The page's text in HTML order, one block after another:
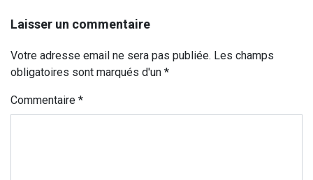
Laisser un commentaire
Votre adresse email ne sera pas publiée. Les champs
obligatoires sont marqués d'un *
Commentaire *